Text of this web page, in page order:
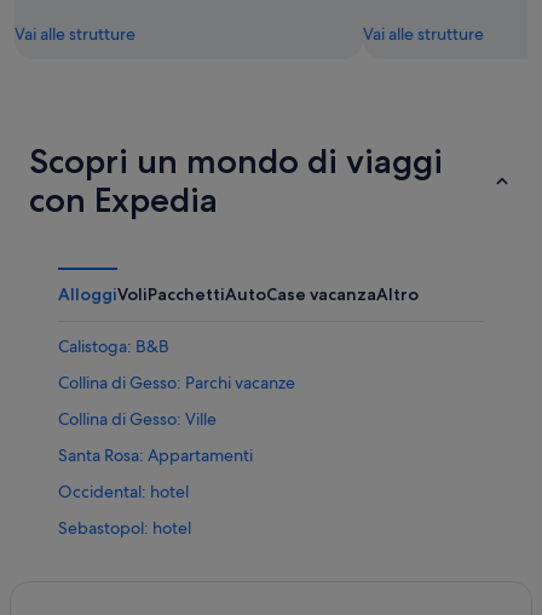
Vai alle strutture Vai alle strutture
Scopri un mondo di viaggi
con Expedia
AlloggiVoliPacchettiAutoCase vacanzaAltro
Calistoga: B&B
Collina di Gesso: Parchi vacanze
Collina di Gesso: Ville
Santa Rosa: Appartamenti
Occidental: hotel
Sebastopol: hotel